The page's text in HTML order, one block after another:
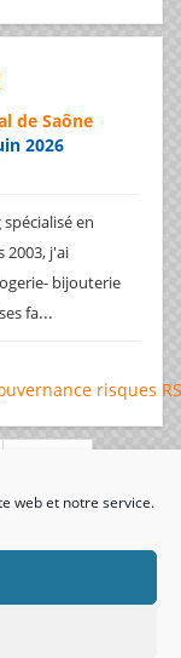
web et notre service.
de Saône
2026
en
2003, j'ai
bijouterie
fa...
risques